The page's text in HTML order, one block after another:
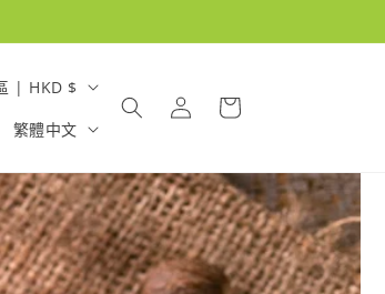
香港特別行政區 | HKD $
語
繁體中文
登
入
物